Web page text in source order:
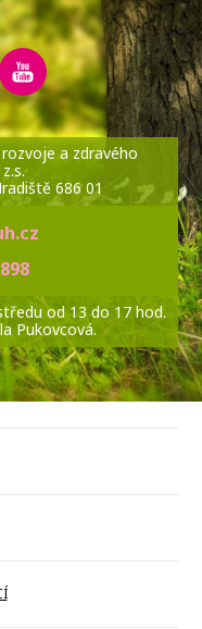
a zdravého
686 01
od 13 do 17 hod.
Pukovcová.